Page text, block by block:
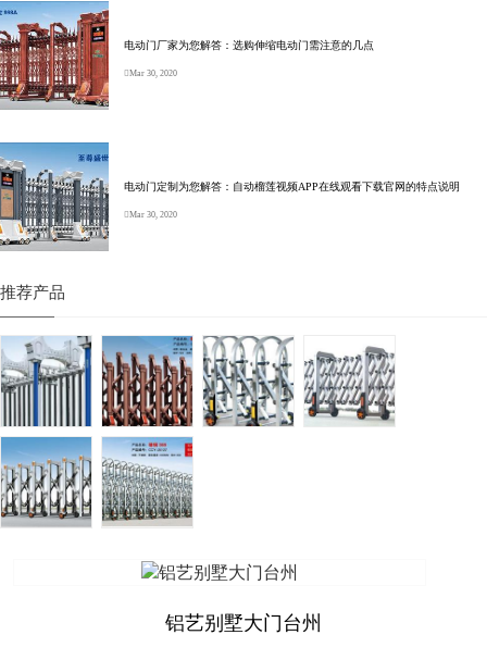
铝艺别墅大门台州
电动门厂家为您解答：选购伸缩电动门需注意的几点
Mar 30, 2020
电动门定制为您解答：自动榴莲视频APP在线观看下载官网的特点说明
Mar 30, 2020
推荐产品